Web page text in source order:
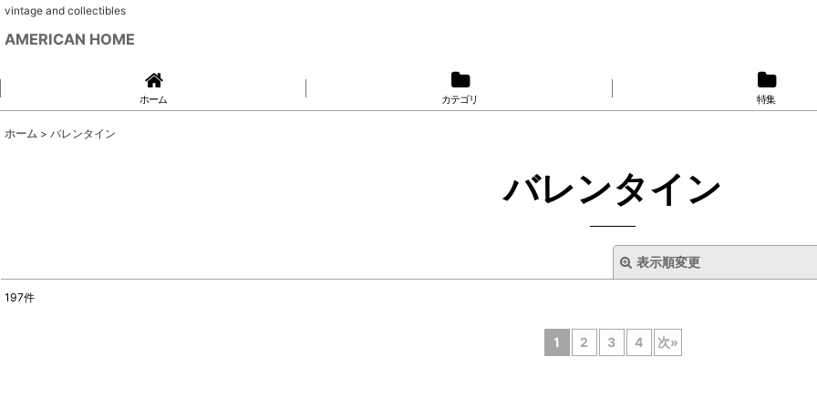
vintage and collectibles
AMERICAN HOME
ホーム カテゴリ 特集
ホーム > バレンタイン
バレンタイン
表示順変更
197件
1 2 3 4 次»